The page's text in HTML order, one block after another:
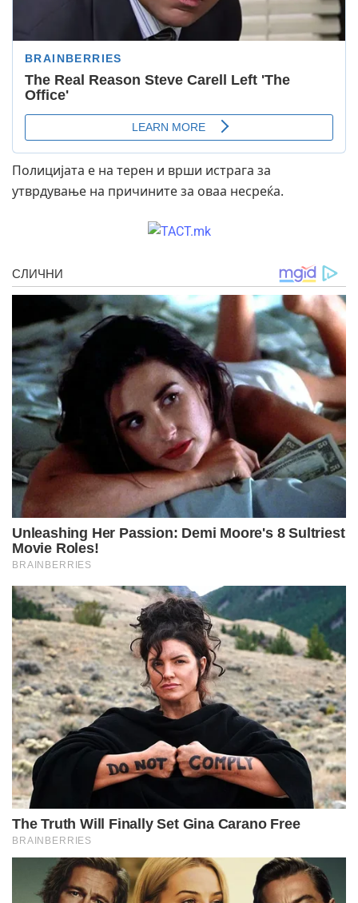
Полицијата е на терен и врши истрага за
утврдување на причините за оваа несреќа.